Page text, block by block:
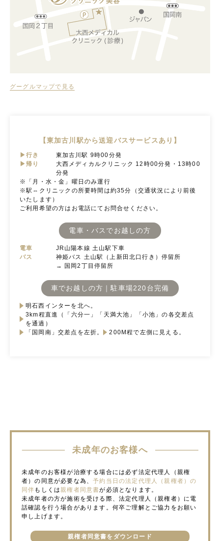
グーグルマップで見る
【東加古川駅から送迎バスサービスあり】
▶行き
東加古川駅 9時00分発
▶帰り
大西メディカルクリニック 12時00分発・13時00
分発
※「月・水・金」曜日のみ運行
※駅⇔クリニックの所要時間は約35分（交通状況により前後
いたします）
ご利用希望の方はお電話にてお問合せください。
電車・バスでお越しの方
電車
JR山陽本線 土山駅下車
バス
神姫バス 土山駅（上新田北口行き）停留所
→ 国岡2丁目停留所
車でお越しの方｜駐車場220台完備
明石西インターを北へ。
3km程直進（「六分一」「天満大池」「小池」の各交差点
を通過）
「国岡南」交差点を左折。
200M程で左側に見える。
未成年のお客様へ
未成年のお客様が治療する場合には必ず法定代理人（親権
者）の同意が必要な為、予約当日の法定代理人（親権者）の
同伴 もしくは親権者同意書が必須となります。
未成年者の方が施術を受ける際、法定代理人（親権者）に電
話確認を行う場合があります。何卒ご理解とご協力をお願い
申し上げます。
親権者同意書をダウンロード